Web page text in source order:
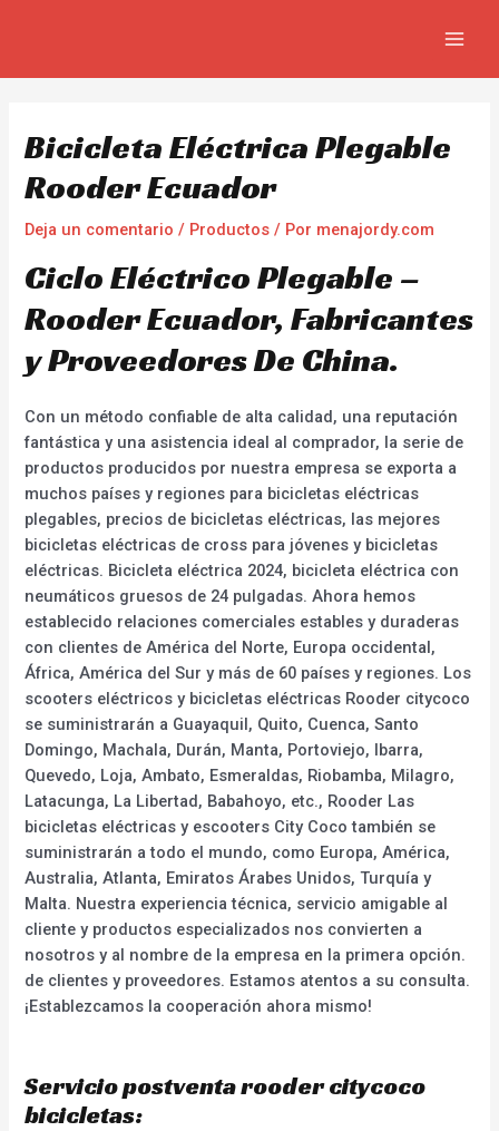
Bicicleta Eléctrica Plegable
Rooder Ecuador
Deja un comentario / Productos / Por menajordy.com
Ciclo Eléctrico Plegable –
Rooder Ecuador, Fabricantes
y Proveedores De China.
Con un método confiable de alta calidad, una reputación
fantástica y una asistencia ideal al comprador, la serie de
productos producidos por nuestra empresa se exporta a
muchos países y regiones para bicicletas eléctricas
plegables, precios de bicicletas eléctricas, las mejores
bicicletas eléctricas de cross para jóvenes y bicicletas
eléctricas. Bicicleta eléctrica 2024, bicicleta eléctrica con
neumáticos gruesos de 24 pulgadas. Ahora hemos
establecido relaciones comerciales estables y duraderas
con clientes de América del Norte, Europa occidental,
África, América del Sur y más de 60 países y regiones. Los
scooters eléctricos y bicicletas eléctricas Rooder citycoco
se suministrarán a Guayaquil, Quito, Cuenca, Santo
Domingo, Machala, Durán, Manta, Portoviejo, Ibarra,
Quevedo, Loja, Ambato, Esmeraldas, Riobamba, Milagro,
Latacunga, La Libertad, Babahoyo, etc., Rooder Las
bicicletas eléctricas y escooters City Coco también se
suministrarán a todo el mundo, como Europa, América,
Australia, Atlanta, Emiratos Árabes Unidos, Turquía y
Malta. Nuestra experiencia técnica, servicio amigable al
cliente y productos especializados nos convierten a
nosotros y al nombre de la empresa en la primera opción.
de clientes y proveedores. Estamos atentos a su consulta.
¡Establezcamos la cooperación ahora mismo!
Servicio postventa rooder citycoco
bicicletas: